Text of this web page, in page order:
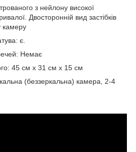
з нейлону високої
Двосторонній вид застібків
камеру
є.
Немає
45 см х 31 см х 15 см
(беззеркальна) камера, 2-4